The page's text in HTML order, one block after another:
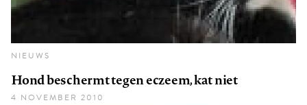
NIEUWS
Hond beschermt tegen eczeem, kat niet
4 NOVEMBER 2010